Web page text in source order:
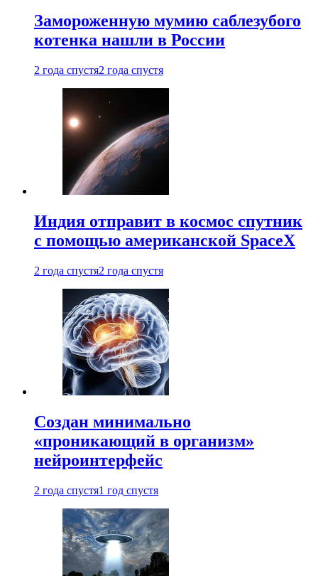
Замороженную мумию саблезубого
котенка нашли в России
2 года спустя2 года спустя
Индия отправит в космос спутник
с помощью американской SpaceX
2 года спустя2 года спустя
Создан минимально
«проникающий в организм»
нейроинтерфейс
2 года спустя1 год спустя